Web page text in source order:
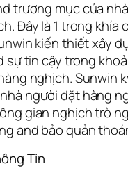
trương mục của
Đây là 1 trong khía
kiến thiết xây
sự tin cậy trong
nghịch. Sunwin
người đặt hàng
gian nghịch trò
and bảo quản
Tin